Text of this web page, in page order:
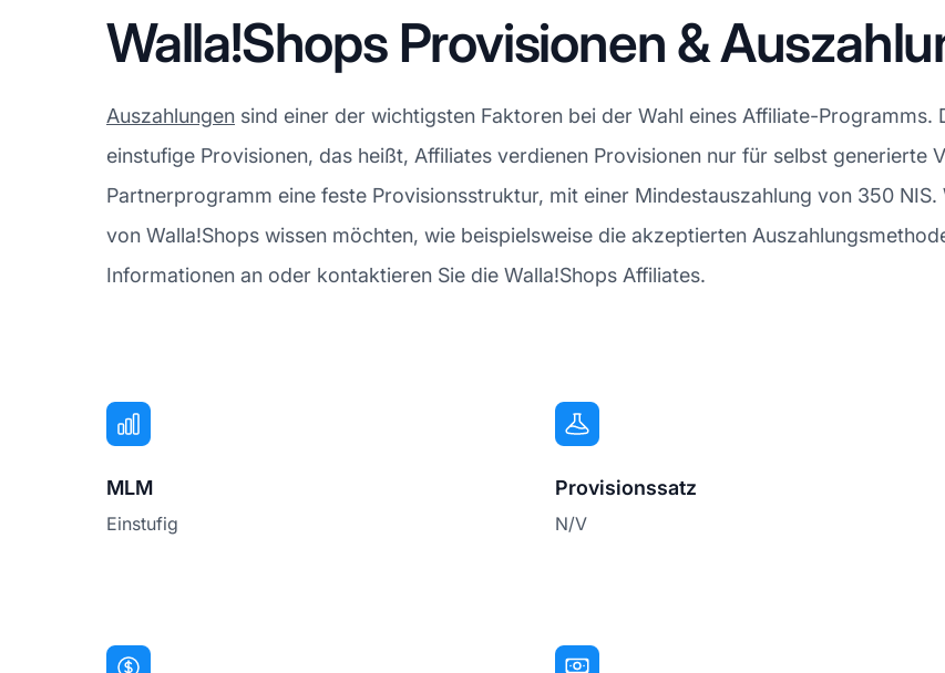
Walla!Shops Provisionen &
Auszahlungen sind einer der wichtigsten Faktoren bei der Wahl eines Affiliate-
einstufige Provisionen, das heißt, Affiliates verdienen Provisionen nur für selbst generierte
Partnerprogramm eine feste Provisionsstruktur, mit einer Mindestauszahlung von 350
von Walla!Shops wissen möchten, wie beispielsweise die akzeptierten
Informationen an oder kontaktieren Sie die Walla!Shops Affiliates.
MLM
Einstufig
Provisionssatz
N/V